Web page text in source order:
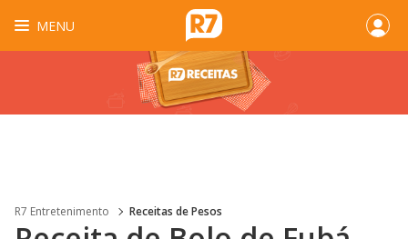
MENU
R7 Entretenimento Receitas de Pesos